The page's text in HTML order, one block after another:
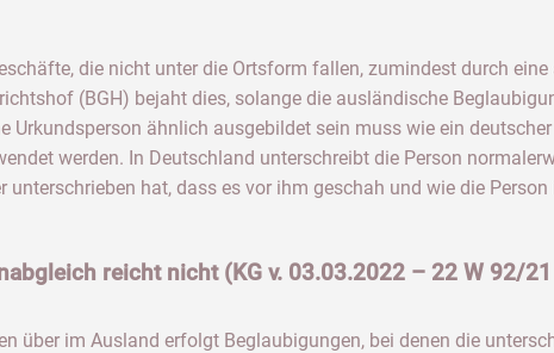
die nicht unter die Ortsform fallen, zumindest durch
(BGH) bejaht dies, solange die ausländische
Urkundsperson ähnlich ausgebildet sein muss wie ein
werden. In Deutschland unterschreibt die Person
hat, dass es vor ihm geschah und wie die
reicht nicht (KG v. 03.03.2022 – 22 W 92/21
über im Ausland erfolgt Beglaubigungen, bei denen die